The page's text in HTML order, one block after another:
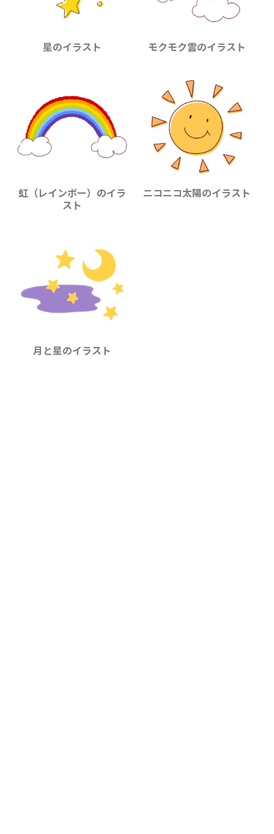
星のイラスト モクモク雲のイラスト
虹（レインボー）のイラ
スト
ニコニコ太陽のイラスト
月と星のイラスト